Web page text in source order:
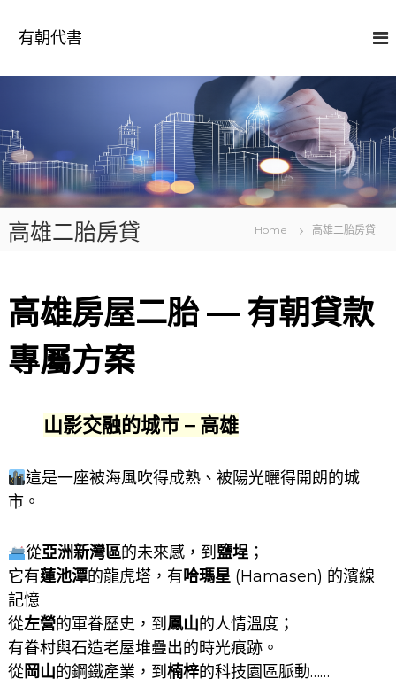
o
n
t
e
n
有朝代書
高雄二胎房貸 Home 高雄二胎房貸
高雄房屋二胎 — 有朝貸款
專屬方案
山影交融的城市 – 高雄
這是一座被海風吹得成熟、被陽光曬得開朗的城
市。
從亞洲新灣區的未來感，到鹽埕 ；
它有蓮池潭的龍虎塔，有哈瑪星(Hamasen) 的濱線
記憶
從左營的軍眷歷史，到 鳳山的人情溫度；
有眷村與石造老屋堆疊出的時光痕跡。
從岡山的鋼鐵產業，到 楠梓的科技園區脈動……